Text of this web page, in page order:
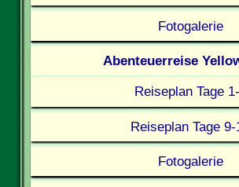
Fotogalerie
Abenteuerreise
Reiseplan Tage
Reiseplan Tage 9-
Fotogalerie